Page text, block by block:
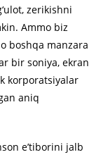
zerikishni
Ammo biz
boshqa manzara
bir soniya, ekran
korporatsiyalar
aniq
e’tiborini jalb